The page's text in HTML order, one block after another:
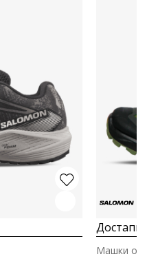
Машки